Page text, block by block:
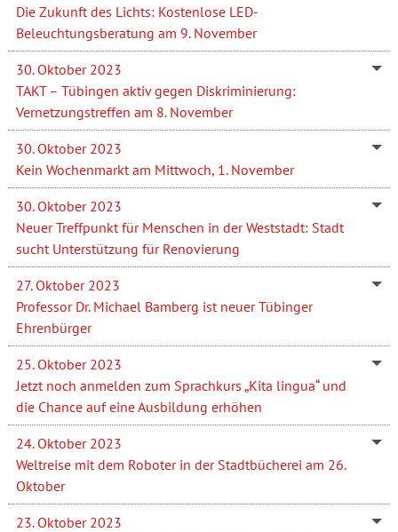
Die Zukunft des Lichts: Kostenlose LED-
Beleuchtungsberatung am 9. November
30. Oktober 2023
TAKT – Tübingen aktiv gegen Diskriminierung:
Vernetzungstreffen am 8. November
30. Oktober 2023
Kein Wochenmarkt am Mittwoch, 1. November
30. Oktober 2023
Neuer Treffpunkt für Menschen in der Weststadt: Stadt
sucht Unterstützung für Renovierung
27. Oktober 2023
Professor Dr. Michael Bamberg ist neuer Tübinger
Ehrenbürger
25. Oktober 2023
Jetzt noch anmelden zum Sprachkurs „Kita lingua“ und
die Chance auf eine Ausbildung erhöhen
24. Oktober 2023
Weltreise mit dem Roboter in der Stadtbücherei am 26.
Oktober
23. Oktober 2023